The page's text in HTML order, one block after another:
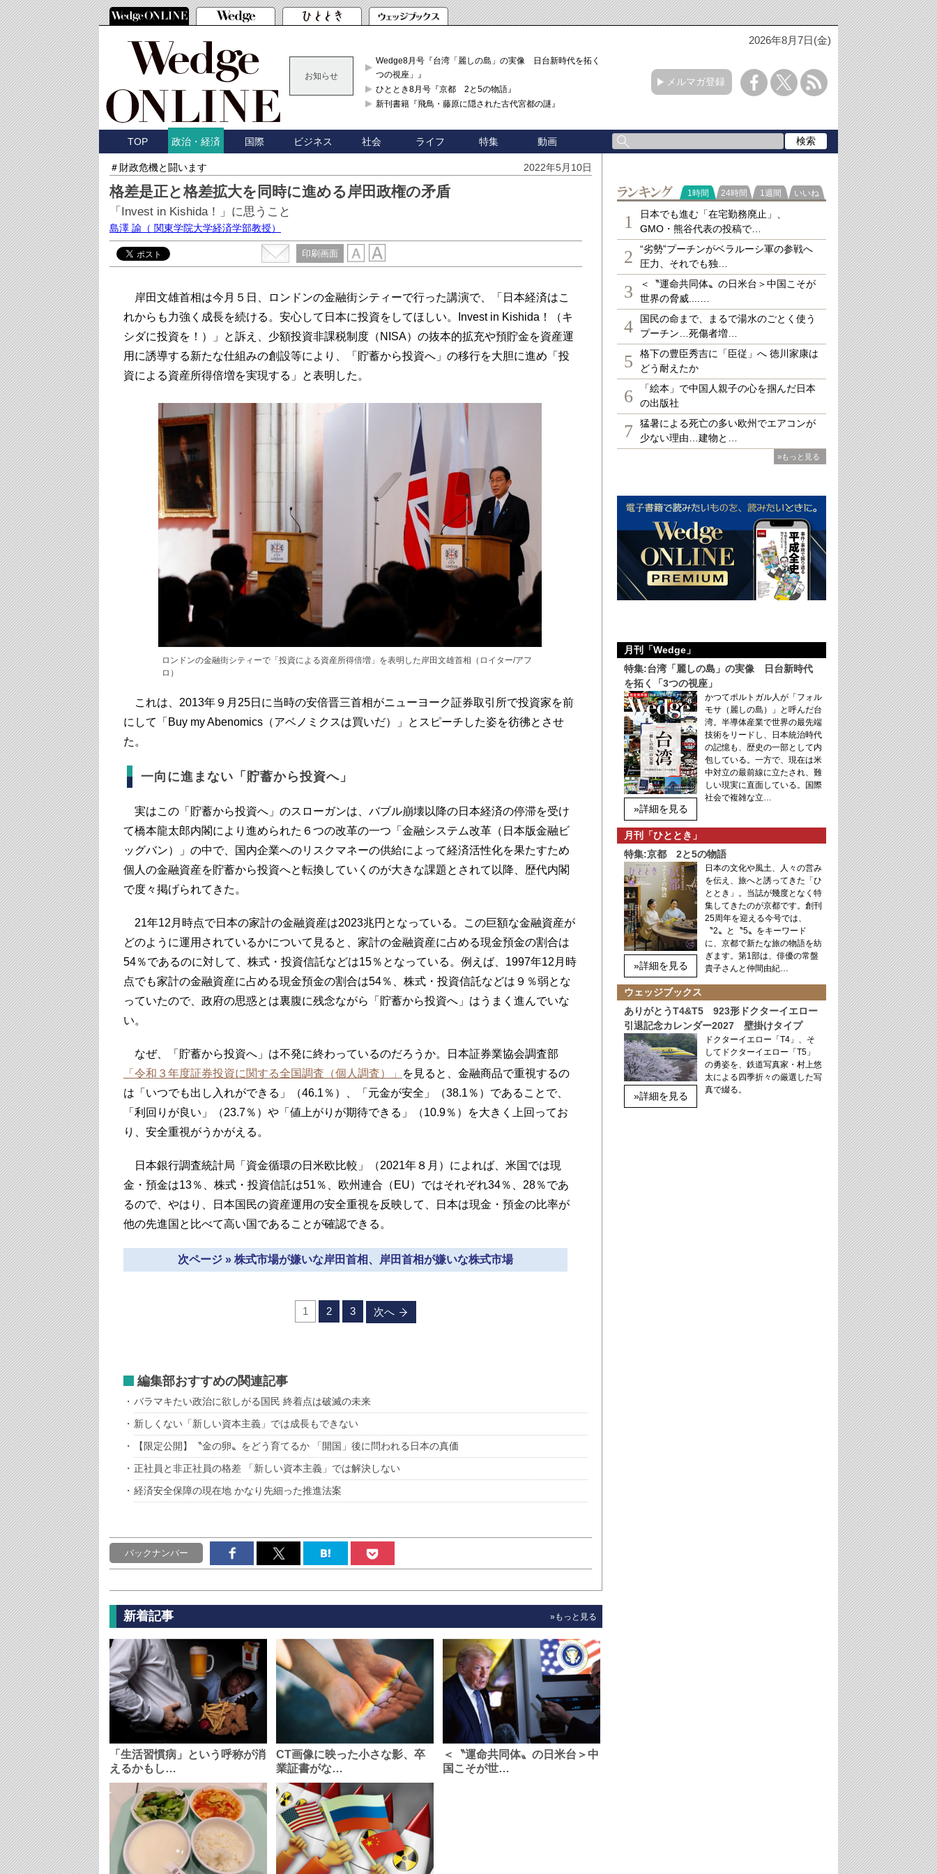
2026年8月7日(金)
お知らせ
Wedge8月号『台湾「麗しの島」の実像 日台新時代を拓く「3
つの視座」』
ひととき8月号『京都 2と5の物語』
新刊書籍『飛鳥・藤原に隠された古代宮都の謎』
メルマガ登録
TOP 政治・経済 国際 ビジネス 社会 ライフ 特集 動画
＃財政危機と闘います 2022年5月10日
格差是正と格差拡大を同時に進める岸田政権の矛盾
「Invest in Kishida！」に思うこと
島澤 諭 （ 関東学院大学経済学部教授）
印刷画面
岸田文雄首相は今月５日、ロンドンの金融街シティーで行った講演で、「日本経済はこ
れからも力強く成長を続ける。安心して日本に投資をしてほしい。Invest in Kishida！（キ
シダに投資を！）」と訴え、少額投資非課税制度（NISA）の抜本的拡充や預貯金を資産運
用に誘導する新たな仕組みの創設等により、「貯蓄から投資へ」の移行を大胆に進め「投
資による資産所得倍増を実現する」と表明した。
ロンドンの金融街シティーで「投資による資産所得倍増」を表明した岸田文雄首相（ロイター/アフ
ロ）
これは、2013年９月25日に当時の安倍晋三首相がニューヨーク証券取引所で投資家を前
にして「Buy my Abenomics（アベノミクスは買いだ）」とスピーチした姿を彷彿とさせ
た。
一向に進まない「貯蓄から投資へ」
実はこの「貯蓄から投資へ」のスローガンは、バブル崩壊以降の日本経済の停滞を受け
て橋本龍太郎内閣により進められた６つの改革の一つ「金融システム改革（日本版金融ビ
ッグバン）」の中で、国内企業へのリスクマネーの供給によって経済活性化を果たすため
個人の金融資産を貯蓄から投資へと転換していくのが大きな課題とされて以降、歴代内閣
で度々掲げられてきた。
21年12月時点で日本の家計の金融資産は2023兆円となっている。この巨額な金融資産が
どのように運用されているかについて見ると、家計の金融資産に占める現金預金の割合は
54％であるのに対して、株式・投資信託などは15％となっている。例えば、1997年12月時
点でも家計の金融資産に占める現金預金の割合は54％、株式・投資信託などは９％弱とな
っていたので、政府の思惑とは裏腹に残念ながら「貯蓄から投資へ」はうまく進んでいな
い。
なぜ、「貯蓄から投資へ」は不発に終わっているのだろうか。日本証券業協会調査部
「令和３年度証券投資に関する全国調査（個人調査）」
を見ると、金融商品で重視するの
は「いつでも出し入れができる」（46.1％）、「元金が安全」（38.1％）であることで、
「利回りが良い」（23.7％）や「値上がりが期待できる」（10.9％）を大きく上回ってお
り、安全重視がうかがえる。
日本銀行調査統計局「資金循環の日米欧比較」（2021年８月）によれば、米国では現
金・預金は13％、株式・投資信託は51％、欧州連合（EU）ではそれぞれ34％、28％であ
るので、やはり、日本国民の資産運用の安全重視を反映して、日本は現金・預金の比率が
他の先進国と比べて高い国であることが確認できる。
次ページ » 株式市場が嫌いな岸田首相、岸田首相が嫌いな株式市場
1 2 3 次へ
編集部おすすめの関連記事
バラマキたい政治に欲しがる国民 終着点は破滅の未来
新しくない「新しい資本主義」では成長もできない
【限定公開】〝金の卵〟をどう育てるか 「開国」後に問われる日本の真価
正社員と非正社員の格差 「新しい資本主義」では解決しない
経済安全保障の現在地 かなり先細った推進法案
バックナンバー
新着記事 »もっと見る
「生活習慣病」という呼称が消
えるかもし…
CT画像に映った小さな影、卒
業証書がな…
＜〝運命共同体〟の日米台＞中
国こそが世…
ランキング
1時間 24時間 1週間 いいね
1
日本でも進む「在宅勤務廃止」、
GMO・熊谷代表の投稿で…
2
“劣勢”プーチンがベラルーシ軍の参戦へ
圧力、それでも独…
3
＜〝運命共同体〟の日米台＞中国こそが
世界の脅威....…
4
国民の命まで、まるで湯水のごとく使う
プーチン…死傷者増…
5
格下の豊臣秀吉に「臣従」へ 徳川家康は
どう耐えたか
6
「絵本」で中国人親子の心を掴んだ日本
の出版社
7
猛暑による死亡の多い欧州でエアコンが
少ない理由…建物と…
»もっと見る
月刊「Wedge」
特集:台湾「麗しの島」の実像 日台新時代
を拓く「3つの視座」
»詳細を見る
かつてポルトガル人が「フォル
モサ（麗しの島）」と呼んだ台
湾。半導体産業で世界の最先端
技術をリードし、日本統治時代
の記憶も、歴史の一部として内
包している。一方で、現在は米
中対立の最前線に立たされ、難
しい現実に直面している。国際
社会で複雑な立…
月刊「ひととき」
特集:京都 2と5の物語
»詳細を見る
日本の文化や風土、人々の営み
を伝え、旅へと誘ってきた「ひ
ととき」。当誌が幾度となく特
集してきたのが京都です。創刊
25周年を迎える今号では、
〝2〟と〝5〟をキーワード
に、京都で新たな旅の物語を紡
ぎます。第1部は、俳優の常盤
貴子さんと仲間由紀…
ウェッジブックス
ありがとうT4&T5 923形ドクターイエロー
引退記念カレンダー2027 壁掛けタイプ
»詳細を見る
ドクターイエロー「T4」、そ
してドクターイエロー「T5」
の勇姿を、鉄道写真家・村上悠
太による四季折々の厳選した写
真で綴る。